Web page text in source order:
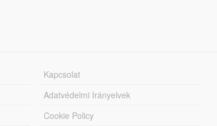
Kapcsolat
Adatvédelmi Irányelvek
Cookie Policy